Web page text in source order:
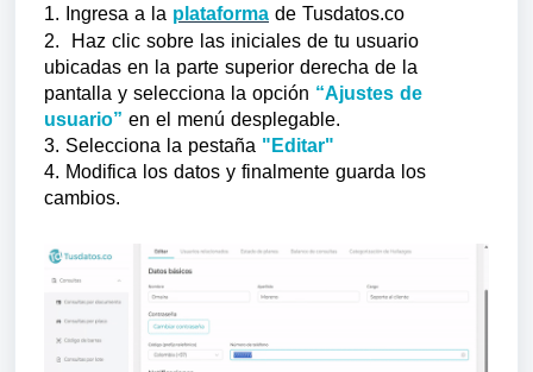
1. Ingresa a la plataforma de Tusdatos.co
2. Haz clic sobre las iniciales de tu usuario
ubicadas en la parte superior derecha de la
pantalla y selecciona la opción “Ajustes de
usuario” en el menú desplegable.
3. Selecciona la pestaña "Editar"
4. Modifica los datos y finalmente guarda los
cambios.